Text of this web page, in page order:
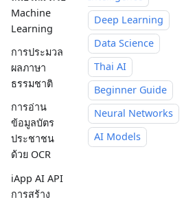
Machine
Learning
การประมวล
ผลภาษา
ธรรมชาติ
การอ่าน
ข้อมูลบัตร
ประชาชน
ด้วย OCR
iApp AI API
การสร้าง
Deep Learning
Data Science
Thai AI
Beginner Guide
Neural Networks
AI Models